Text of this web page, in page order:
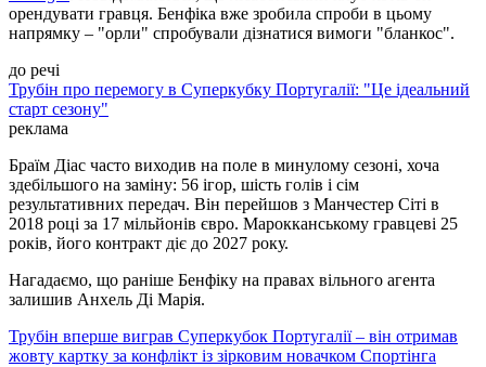
орендувати гравця. Бенфіка вже зробила спроби в цьому
напрямку – "орли" спробували дізнатися вимоги "бланкос".
до речі
Трубін про перемогу в Суперкубку Португалії: "Це ідеальний
старт сезону"
реклама
Браїм Діас часто виходив на поле в минулому сезоні, хоча
здебільшого на заміну: 56 ігор, шість голів і сім
результативних передач. Він перейшов з Манчестер Сіті в
2018 році за 17 мільйонів євро. Марокканському гравцеві 25
років, його контракт діє до 2027 року.
Нагадаємо, що раніше Бенфіку на правах вільного агента
залишив Анхель Ді Марія.
Трубін вперше виграв Суперкубок Португалії – він отримав
жовту картку за конфлікт із зірковим новачком Спортінга